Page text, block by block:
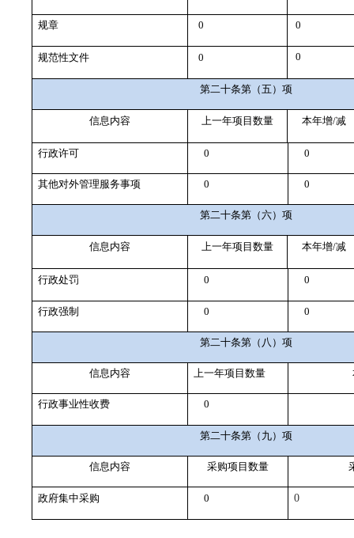
规章 0 0
规范性文件 0 0
第二十条第（五）项
信息内容 上一年项目数量 本年增/减
行政许可 0 0
其他对外管理服务事项 0 0
第二十条第（六）项
信息内容 上一年项目数量 本年增/减
行政处罚 0 0
行政强制 0 0
第二十条第（八）项
信息内容 上一年项目数量
行政事业性收费 0
第二十条第（九）项
信息内容 采购项目数量
政府集中采购 0 0